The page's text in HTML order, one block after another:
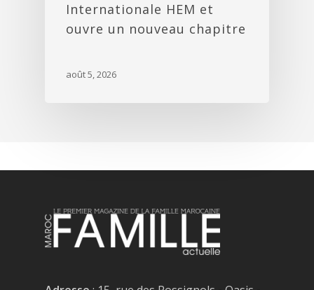
Internationale HEM et
ouvre un nouveau chapitre
août 5, 2026